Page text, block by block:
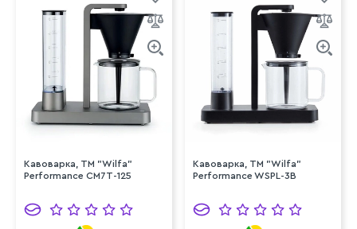
Кавоварка, TM "Wilfa"
Performance CM7T-125
Кавоварка, TM "Wilfa"
Performance WSPL-3B